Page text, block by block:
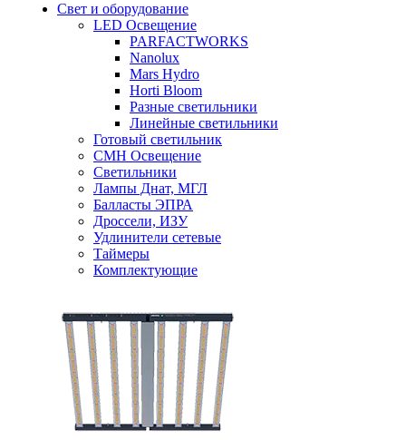
Свет и оборудование
LED Освещение
PARFACTWORKS
Nanolux
Mars Hydro
Horti Bloom
Разные светильники
Линейные светильники
Готовый светильник
CMH Освещение
Светильники
Лампы Днат, МГЛ
Балласты ЭПРА
Дроссели, ИЗУ
Удлинители сетевые
Таймеры
Комплектующие